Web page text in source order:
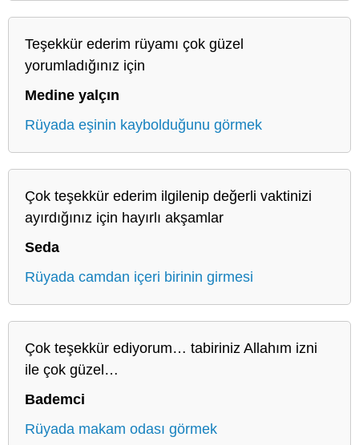
Teşekkür ederim rüyamı çok güzel
yorumladığınız için
Medine yalçın
Rüyada eşinin kaybolduğunu görmek
Çok teşekkür ederim ilgilenip değerli vaktinizi
ayırdığınız için hayırlı akşamlar
Seda
Rüyada camdan içeri birinin girmesi
Çok teşekkür ediyorum… tabiriniz Allahım izni
ile çok güzel…
Bademci
Rüyada makam odası görmek